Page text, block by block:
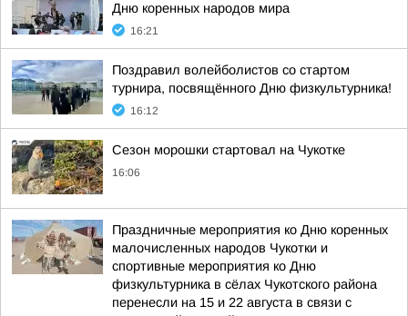
Дню коренных народов мира
16:21
Поздравил волейболистов со стартом
турнира, посвящённого Дню физкультурника!
16:12
Сезон морошки стартовал на Чукотке
16:06
Праздничные мероприятия ко Дню коренных
малочисленных народов Чукотки и
спортивные мероприятия ко Дню
физкультурника в сёлах Чукотского района
перенесли на 15 и 22 августа в связи с